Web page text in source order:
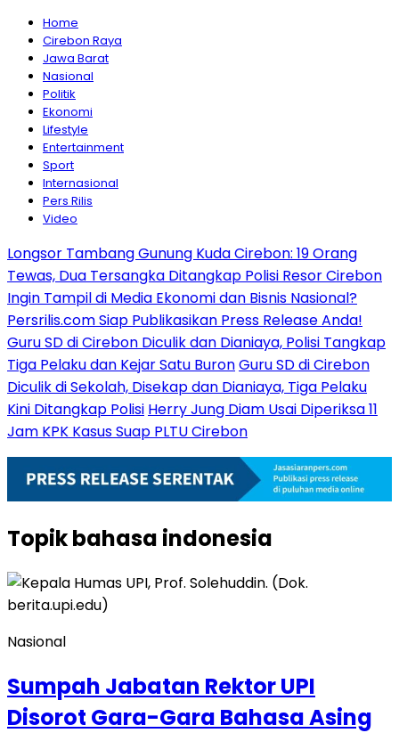
Home
Cirebon Raya
Jawa Barat
Nasional
Politik
Ekonomi
Lifestyle
Entertainment
Sport
Internasional
Pers Rilis
Video
Longsor Tambang Gunung Kuda Cirebon: 19 Orang
Tewas, Dua Tersangka Ditangkap Polisi Resor Cirebon
Ingin Tampil di Media Ekonomi dan Bisnis Nasional?
Persrilis.com Siap Publikasikan Press Release Anda!
Guru SD di Cirebon Diculik dan Dianiaya, Polisi Tangkap
Tiga Pelaku dan Kejar Satu BuronGuru SD di Cirebon
Diculik di Sekolah, Disekap dan Dianiaya, Tiga Pelaku
Kini Ditangkap Polisi Herry Jung Diam Usai Diperiksa 11
Jam KPK Kasus Suap PLTU Cirebon
Topikbahasa indonesia
Nasional
Sumpah Jabatan Rektor UPI
Disorot Gara-Gara Bahasa Asing